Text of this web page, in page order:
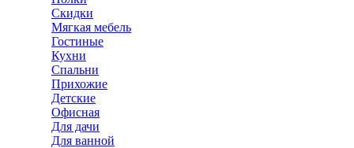
Скидки
Мягкая мебель
Гостиные
Кухни
Спальни
Прихожие
Детские
Офисная
Для дачи
Для ванной